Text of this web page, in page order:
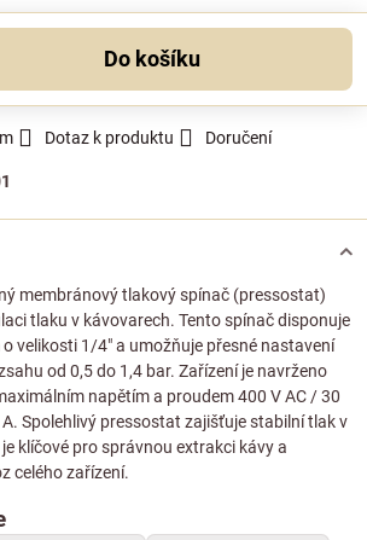
Do košíku
Dotaz k produktu Doručení
membránový tlakový spínač (pressostat)
tlaku v kávovarech. Tento spínač disponuje
velikosti 1/4" a umožňuje přesné nastavení
od 0,5 do 1,4 bar. Zařízení je navrženo
napětím a proudem 400 V AC / 30
Spolehlivý pressostat zajišťuje stabilní tlak v
klíčové pro správnou extrakci kávy a
celého zařízení.